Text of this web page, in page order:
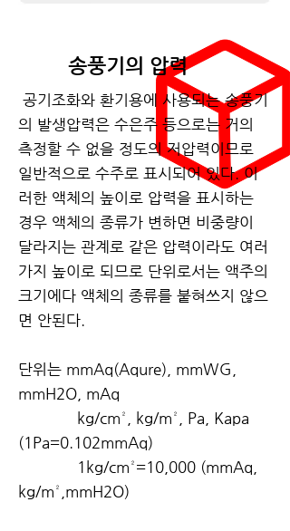
​송풍기의 압력
공기조화와 환기용에 사용되는 송풍기
의 발생압력은 수은주 등으로는 거의
측정할 수 없을 정도의 저압력이므로
일반적으로 수주로 표시되어 있다. 이
러한 액체의 높이로 압력을 표시하는
경우 액체의 종류가 변하면 비중량이
달라지는 관계로 같은 압력이라도 여러
가지 높이로 되므로 단위로서는 액주의
크기에다 액체의 종류를 붙혀쓰지 않으
면 안된다.
단위는 mmAq(Aqure), mmWG,
mmH2O, mAq
kg/cm², kg/m², Pa, Kapa
(1Pa=0.102mmAq)
1kg/cm²=10,000 (mmAq,
kg/m²,mmH2O)